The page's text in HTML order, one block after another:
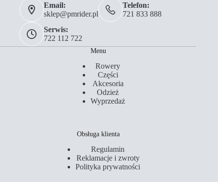
Email:
sklep@pmrider.pl
Telefon:
721 833 888
Serwis:
722 112 722
Menu
Rowery
Części
Akcesoria
Odzież
Wyprzedaż
Obsługa klienta
Regulamin
Reklamacje i zwroty
Polityka prywatności